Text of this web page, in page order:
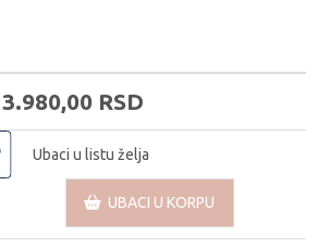
3.980,00 RSD
Ubaci u listu želja
UBACI U KORPU